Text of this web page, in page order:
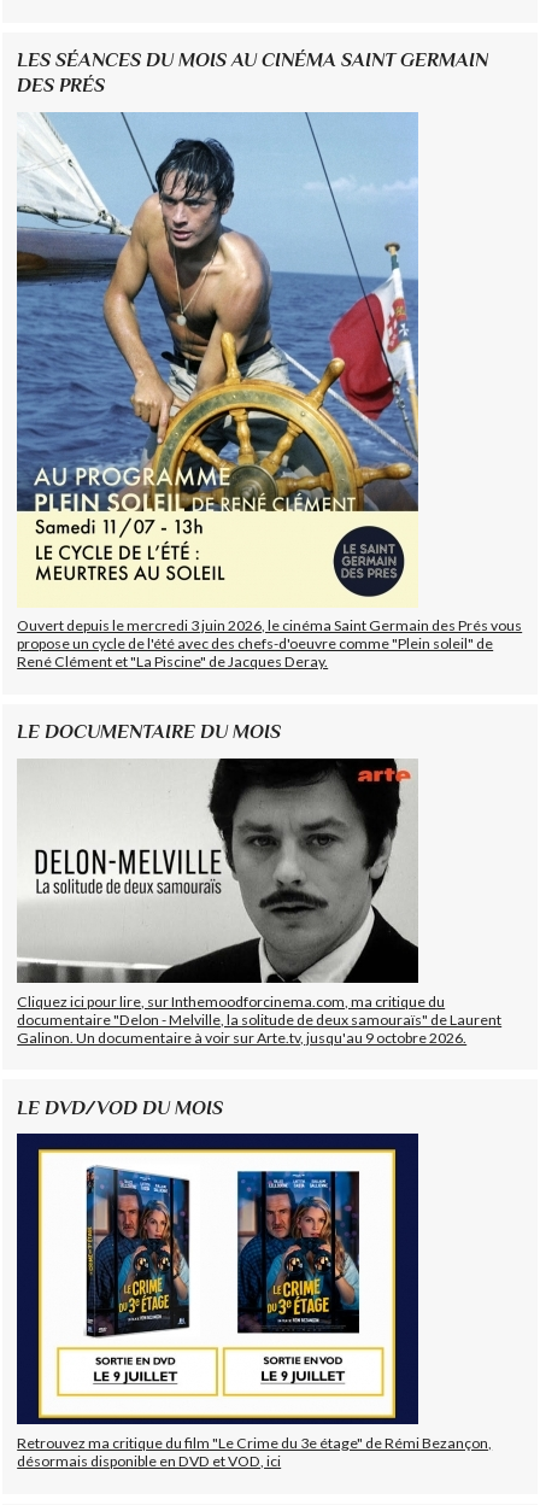
LES SÉANCES DU MOIS AU CINÉMA SAINT GERMAIN
DES PRÉS
Ouvert depuis le mercredi 3 juin 2026, le cinéma Saint Germain des Prés vous
propose un cycle de l'été avec des chefs-d'oeuvre comme "Plein soleil" de
René Clément et "La Piscine" de Jacques Deray.
LE DOCUMENTAIRE DU MOIS
Cliquez ici pour lire, sur Inthemoodforcinema.com, ma critique du
documentaire "Delon - Melville, la solitude de deux samouraïs" de Laurent
Galinon. Un documentaire à voir sur Arte.tv, jusqu'au 9 octobre 2026.
LE DVD/VOD DU MOIS
Retrouvez ma critique du film "Le Crime du 3e étage" de Rémi Bezançon,
désormais disponible en DVD et VOD, ici